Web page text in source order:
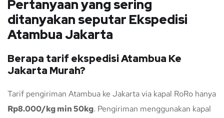
Pertanyaan yang sering
ditanyakan seputar Ekspedisi
Atambua Jakarta
Berapa tarif ekspedisi Atambua Ke
Jakarta Murah?
Tarif pengiriman Atambua ke Jakarta via kapal RoRo hanya
Rp8.000/kg min 50kg. Pengiriman menggunakan kapal